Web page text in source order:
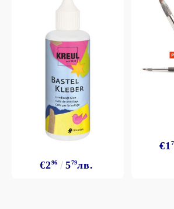
€296 579лв.
€1